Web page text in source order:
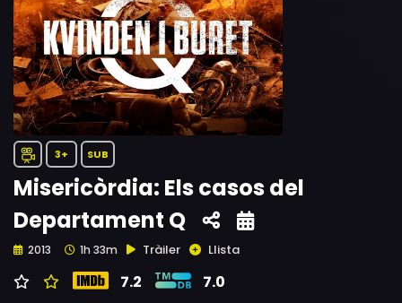
3+ SUB
Misericòrdia: Els casos del
Departament Q
2013 1h 33m Tràiler Llista
7.2 7.0